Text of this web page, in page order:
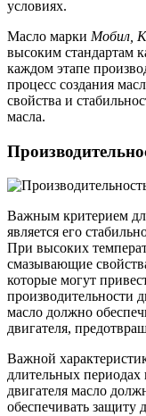
условиях.
Масло марки Мобил,
высоким стандартам
каждом этапе
процесс создания
свойства и
масла.
Важным критерием
является его
При высоких
смазывающие
которые могут
производительности
масло должно
двигателя,
Важной
длительных
двигателя масло
обеспечивать защиту